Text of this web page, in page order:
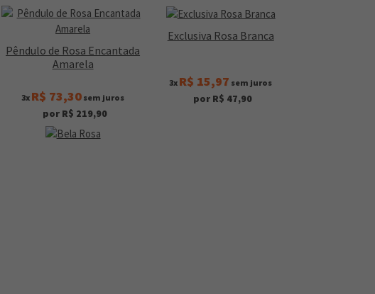
Pêndulo de Rosa Encantada
Amarela
3x R$ 73,30 sem juros
por R$ 219,90
Exclusiva Rosa Branca
3x R$ 15,97 sem juros
por R$ 47,90